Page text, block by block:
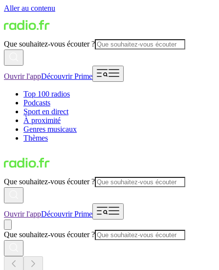
Aller au contenu
Que souhaitez-vous écouter ?
Ouvrir l'appDécouvrir Prime
Top 100 radios
Podcasts
Sport en direct
À proximité
Genres musicaux
Thèmes
Que souhaitez-vous écouter ?
Ouvrir l'appDécouvrir Prime
Que souhaitez-vous écouter ?